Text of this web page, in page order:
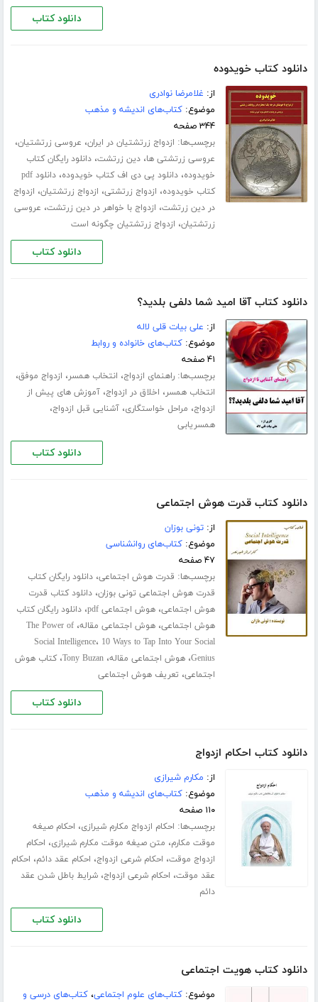
دانلود کتاب
دانلود کتاب خویدوده
از: غلامرضا نوادری
موضوع:کتاب‌های اندیشه و مذهب
۳۴۴ صفحه
برچسب‌ها: ازدواج زرتشتیان در ایران، عروسی زرتشتیان،
عروسی زرتشتی ها،دین زرتشت،دانلود رایگان کتاب
خویدوده،دانلود پی دی اف کتاب خویدوده،
دانلود pdf
کتاب خویدوده، ازدواج زرتشتی، ازدواج زرتشتیان، ازدواج
در دین زرتشت، ازدواج با خواهر در دین زرتشت، عروسی
زرتشتیان، ازدواج زرتشتیان چگونه است
دانلود کتاب
دانلود کتاب آقا امید شما دلفی بلدید؟
از: علی بیات قلی لاله
موضوع:کتاب‌های خانواده و روابط
۴۱ صفحه
برچسب‌ها:راهنمای ازدواج، انتخاب همسر، ازدواج موفق،
انتخاب همسر، اخلاق در ازدواج،آموزش های پیش از
ازدواج، مراحل خواستگاری،آشنایی قبل ازدواج،
همسریابی
دانلود کتاب
دانلود کتاب قدرت هوش اجتماعی
از:تونی بوزان
موضوع:کتاب‌های روانشناسی
۴۷ صفحه
برچسب‌ها: قدرت هوش اجتماعی،دانلود رایگان کتاب
قدرت هوش اجتماعی تونی بوزان،دانلود کتاب قدرت
هوش اجتماعی،هوش اجتماعی pdf ،دانلود رایگان کتاب
هوش اجتماعی،هوش اجتماعی مقاله،The Power of
Social Intelligence، 10 Ways to Tap Into Your Social
Genius،هوش اجتماعی مقاله،Tony Buzan،کتاب هوش
اجتماعی، تعریف هوش اجتماعی
دانلود کتاب
دانلود کتاب احکام ازدواج
از: مکارم شیرازی
موضوع:کتاب‌های اندیشه و مذهب
۱۱۰ صفحه
برچسب‌ها: احکام ازدواج مکارم شیرازی، احکام صیغه
موقت مکارم، متن صیغه موقت مکارم شیرازی، احکام
ازدواج موقت، احکام شرعی ازدواج، احکام عقد دائم، احکام
عقد موقت، احکام شرعی ازدواج،شرایط باطل شدن عقد
دائم
دانلود کتاب
دانلود کتاب هویت اجتماعی
موضوع:کتاب‌های علوم اجتماعی،کتاب‌های درسی و